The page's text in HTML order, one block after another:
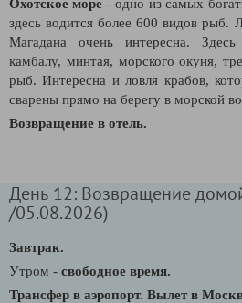
Охотское море - одно из самых
здесь водится более 600 видов рыб.
Магадана очень интересна.
камбалу, минтая, морского окуня,
рыб. Интересна и ловля крабов,
сварены прямо на берегу в морской
Возвращение в отель.
День 12: Возвращение
/05.08.2026)
Завтрак.
Утром - свободное время.
Трансфер в аэропорт. Вылет в